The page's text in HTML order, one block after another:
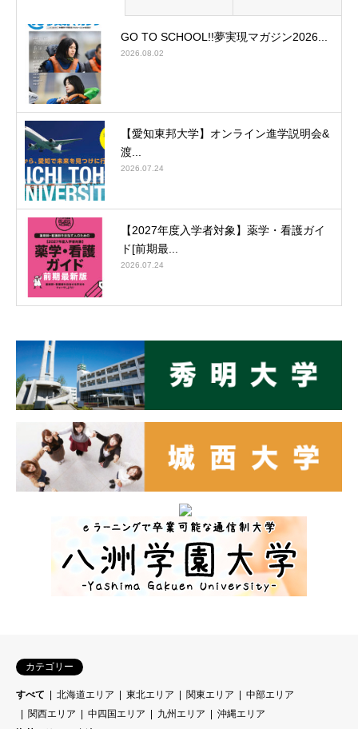
GO TO SCHOOL!!夢実現マガジン2026...
2026.08.02
【愛知東邦大学】オンライン進学説明会&
渡...
2026.07.24
【2027年度入学者対象】薬学・看護ガイ
ド[前期最...
2026.07.24
カテゴリー
すべて 北海道エリア 東北エリア 関東エリア
中部エリア
関西エリア
中四国エリア 九州エリア
沖縄エリア